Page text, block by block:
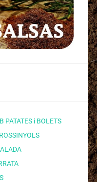
PATATES i BOLETS